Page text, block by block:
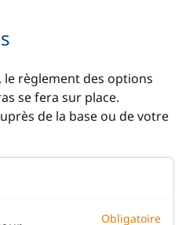
règlement des options
se fera sur place.
de la base ou de votre
Obligatoire